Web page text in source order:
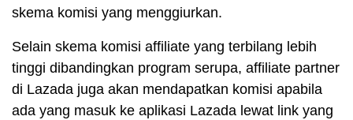
skema komisi yang menggiurkan.
Selain skema komisi affiliate yang terbilang lebih
tinggi dibandingkan program serupa, affiliate partner
di Lazada juga akan mendapatkan komisi apabila
ada yang masuk ke aplikasi Lazada lewat link yang